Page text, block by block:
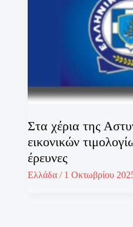
Στα χέρια της
εικονικών
έρευνες
Ελλάδα / 1 Οκτωβρίου